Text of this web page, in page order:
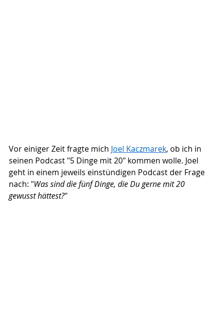
Vor einiger Zeit fragte mich Joel Kaczmarek, ob ich in
seinen Podcast "5 Dinge mit 20" kommen wolle. Joel
geht in einem jeweils einstündigen Podcast der Frage
nach: "Was sind die fünf Dinge, die Du gerne mit 20
gewusst hättest?"